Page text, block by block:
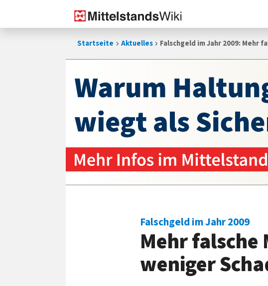
Startseite Aktuelles Falschgeld im Jahr 2009: Mehr
Falschgeld im Jahr 2009
Mehr falsche
weniger